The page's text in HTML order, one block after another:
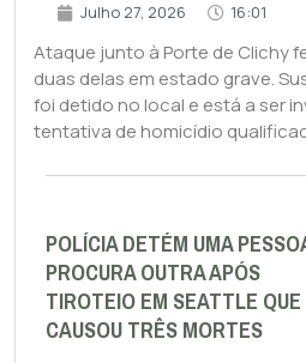
Julho 27, 2026 16:01
Ataque junto à Porte de Clichy
duas delas em estado grave.
foi detido no local e está a ser
tentativa de homicídio
POLÍCIA DETÉM UMA
PROCURA OUTRA APÓS
TIROTEIO EM SEATTLE QUE
CAUSOU TRÊS MORTES